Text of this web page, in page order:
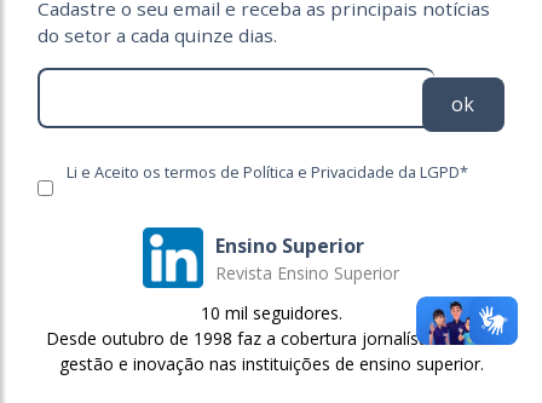
Cadastre o seu email e receba as principais notícias
do setor a cada quinze dias.
ok
Li e Aceito os termos de Política e Privacidade da LGPD*
Ensino Superior
Revista Ensino Superior
10 mil seguidores.
Desde outubro de 1998 faz a cobertura jornalística sobre
gestão e inovação nas instituições de ensino superior.